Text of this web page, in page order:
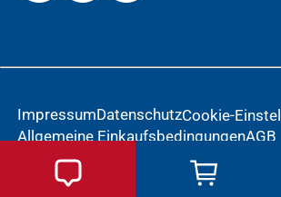
ImpressumDatenschutzCookie-
Allgemeine EinkaufsbedingungenAGB
Meldung einer Nebenwirkung